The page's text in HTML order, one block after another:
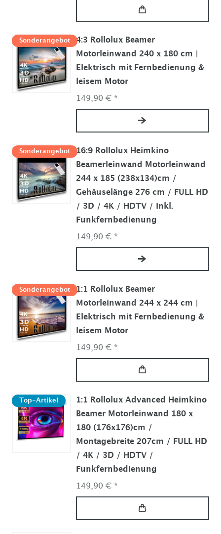
Sonderangebot
4:3 Rollolux Beamer
Motorleinwand 240 x 180 cm |
Elektrisch mit Fernbedienung &
leisem Motor
149,90 € *
Sonderangebot
16:9 Rollolux Heimkino
Beamerleinwand Motorleinwand
244 x 185 (238x134)cm /
Gehäuselänge 276 cm / FULL HD
/ 3D / 4K / HDTV / inkl.
Funkfernbedienung
149,90 € *
Sonderangebot
1:1 Rollolux Beamer
Motorleinwand 244 x 244 cm |
Elektrisch mit Fernbedienung &
leisem Motor
149,90 € *
Top-Artikel
1:1 Rollolux Advanced Heimkino
Beamer Motorleinwand 180 x
180 (176x176)cm /
Montagebreite 207cm / FULL HD
/ 4K / 3D / HDTV /
Funkfernbedienung
149,90 € *